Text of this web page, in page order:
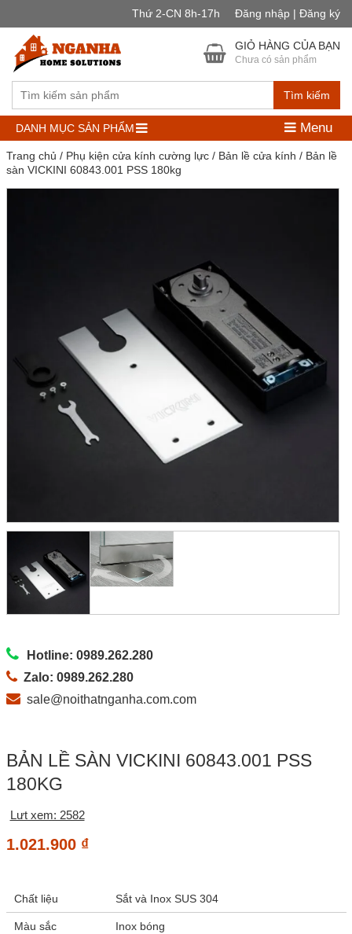
Thứ 2-CN 8h-17h Đăng nhập | Đăng ký
Tìm kiếm
GIỎ HÀNG CỦA BẠN
Chưa có sản phẩm
DANH MỤC SẢN PHẨM Menu
Trang chủ / Phụ kiện cửa kính cường lực/ Bản lề cửa kính / Bản lề
sàn VICKINI 60843.001 PSS 180kg
Hotline: 0989.262.280
Zalo: 0989.262.280
sale@noithatnganha.com.com
BẢN LỀ SÀN VICKINI 60843.001 PSS
180KG
Lưt xem: 2582
1.021.900 ₫
Chất liệu Sắt và Inox SUS 304
Màu sắc Inox bóng